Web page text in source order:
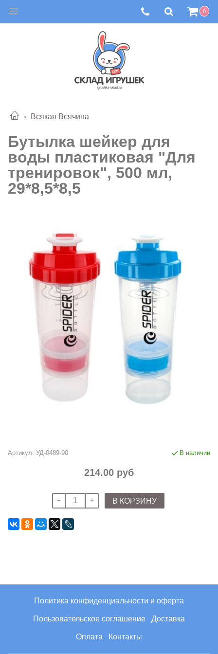
0
Всякая Всячина
Бутылка шейкер для
воды пластиковая "Для
тренировок", 500 мл,
29*8,5*8,5
Артикул: УД-0489-90 В наличии
214.00 руб
В КОРЗИНУ
Политика конфиденциальности и оферта
Пользовательское соглашение Доставка
Оплата Контакты